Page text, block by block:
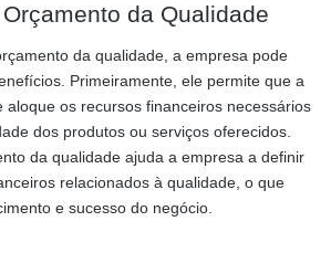
da Qualidade
da qualidade, a empresa pode
Primeiramente, ele permite que a
aloque os recursos financeiros necessários
dos produtos ou serviços oferecidos.
da qualidade ajuda a empresa a definir
relacionados à qualidade, o que
e sucesso do negócio.